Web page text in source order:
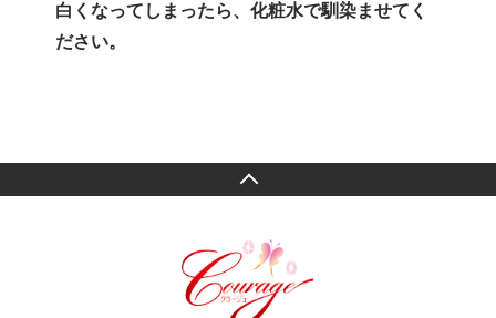
白くなってしまったら、化粧水で馴染ませてく
ださい。